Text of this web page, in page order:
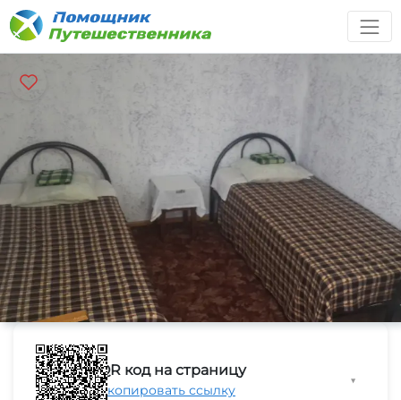
QR код на страницу
Скопировать ссылку
▼